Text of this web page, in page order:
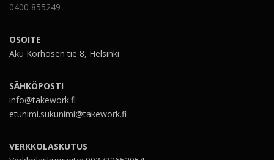
0400 855249
OSOITE
Aku Korhosen tie 8, Helsinki
SÄHKÖPOSTI
info@takework.fi
etunimi.sukunimi@takework.fi
VERKKOLASKUTUS